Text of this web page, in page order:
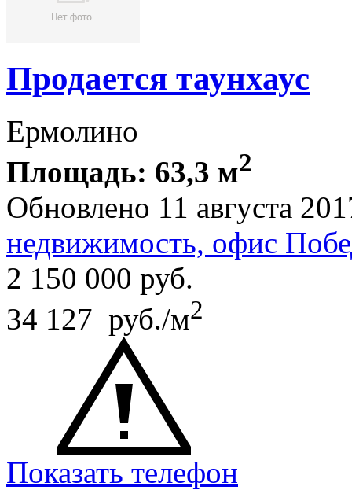
Продается таунхаус
Ермолино
Площадь: 63,3 м2
Обновлено 11 августа
недвижимость, офис
2 150 000 руб.
34 127 руб./м2
Показать телефон